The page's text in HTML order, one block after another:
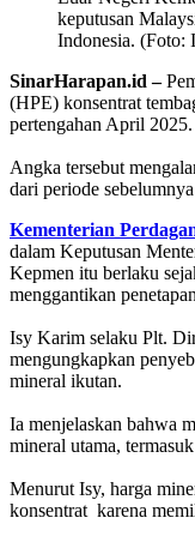
keputusan
Indonesia. (Foto:
SinarHarapan.id –
(HPE) konsentrat
pertengahan April 2025.
Angka tersebut
dari periode
Kementerian
dalam Keputusan
Kepmen itu berlaku
menggantikan
Isy Karim selaku Plt.
mengungkapkan
mineral ikutan.
Ia menjelaskan bahwa
mineral utama,
Menurut Isy, harga
konsentrat karena